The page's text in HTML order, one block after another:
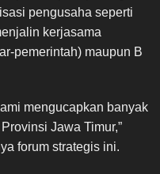
pengusaha seperti
kerjasama
pemerintah) maupun B
mengucapkan banyak
Jawa Timur,”
forum strategis ini.